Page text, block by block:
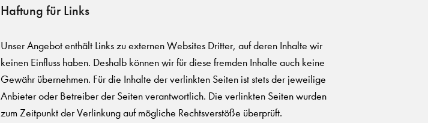
Haftung für Links
Unser Angebot enthält Links zu externen Websites Dritter, auf deren Inhalte wir
keinen Einfluss haben. Deshalb können wir für diese fremden Inhalte auch keine
Gewähr übernehmen. Für die Inhalte der verlinkten Seiten ist stets der jeweilige
Anbieter oder Betreiber der Seiten verantwortlich. Die verlinkten Seiten wurden
zum Zeitpunkt der Verlinkung auf mögliche Rechtsverstöße überprüft.